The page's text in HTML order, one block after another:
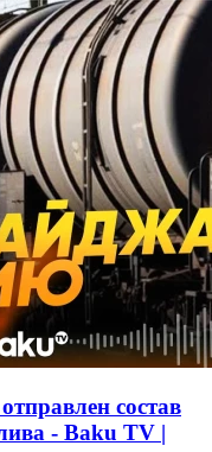
состав
- Baku TV |